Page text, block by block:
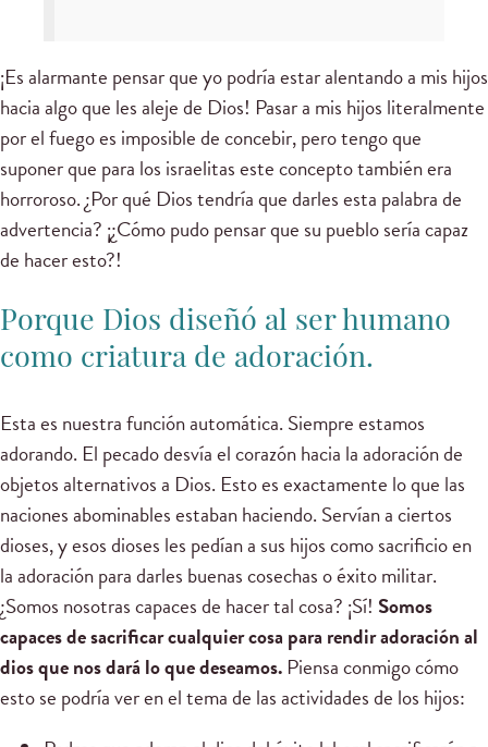
¡Es alarmante pensar que yo podría estar alentando a mis hijos
hacia algo que les aleje de Dios! Pasar a mis hijos literalmente
por el fuego es imposible de concebir, pero tengo que
suponer que para los israelitas este concepto también era
horroroso. ¿Por qué Dios tendría que darles esta palabra de
advertencia? ¡¿Cómo pudo pensar que su pueblo sería capaz
de hacer esto?!
Porque Dios diseñó al ser humano
como criatura de adoración.
Esta es nuestra función automática. Siempre estamos
adorando. El pecado desvía el corazón hacia la adoración de
objetos alternativos a Dios. Esto es exactamente lo que las
naciones abominables estaban haciendo. Servían a ciertos
dioses, y esos dioses les pedían a sus hijos como sacrificio en
la adoración para darles buenas cosechas o éxito militar.
¿Somos nosotras capaces de hacer tal cosa? ¡Sí! Somos
capaces de sacrificar cualquier cosa para rendir adoración al
dios que nos dará lo que deseamos. Piensa conmigo cómo
esto se podría ver en el tema de las actividades de los hijos: